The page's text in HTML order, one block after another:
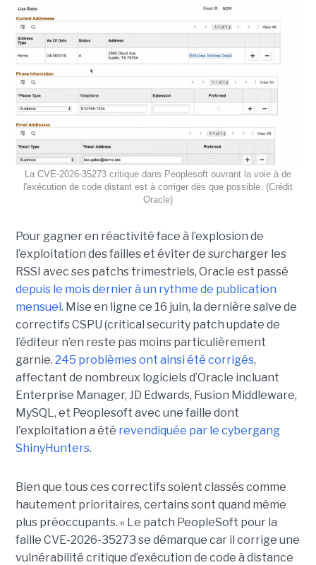
La CVE-2026-35273 critique dans Peoplesoft ouvrant la voie à de
l'exécution de code distant est à corriger dès que possible. (Crédit
Oracle)
Pour gagner en réactivité face à l’explosion de
l’exploitation des failles et éviter de surcharger les
RSSI avec ses patchs trimestriels, Oracle est passé
depuis le mois dernier à un rythme de publication
mensuel. Mise en ligne ce 16 juin, la dernière salve de
correctifs CSPU (critical security patch update de
l’éditeur n’en reste pas moins particulièrement
garnie. 245 problèmes ont ainsi été corrigés,
affectant de nombreux logiciels d’Oracle incluant
Enterprise Manager, JD Edwards, Fusion Middleware,
MySQL, et Peoplesoft avec une faille dont
l'exploitation a été revendiquée par le cybergang
ShinyHunters.
Bien que tous ces correctifs soient classés comme
hautement prioritaires, certains sont quand même
plus préoccupants. « Le patch PeopleSoft pour la
faille CVE-2026-35273 se démarque car il corrige une
vulnérabilité critique d’exécution de code à distance